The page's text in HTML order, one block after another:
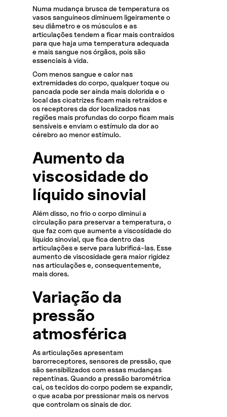
Numa mudança brusca de temperatura os
vasos sanguíneos diminuem ligeiramente o
seu diâmetro e os músculos e as
articulações tendem a ficar mais contraídos
para que haja uma temperatura adequada
e mais sangue nos órgãos, pois são
essenciais à vida.
Com menos sangue e calor nas
extremidades do corpo, qualquer toque ou
pancada pode ser ainda mais dolorida e o
local das cicatrizes ficam mais retraídos e
os receptores da dor localizados nas
regiões mais profundas do corpo ficam mais
sensíveis e enviam o estímulo da dor ao
cérebro ao menor estímulo.
Aumento da
viscosidade do
líquido sinovial
Além disso, no frio o corpo diminui a
circulação para preservar a temperatura, o
que faz com que aumente a viscosidade do
líquido sinovial, que fica dentro das
articulações e serve para lubrificá-las. Esse
aumento de viscosidade gera maior rigidez
nas articulações e, consequentemente,
mais dores.
Variação da
pressão
atmosférica
As articulações apresentam
barorreceptores, sensores de pressão, que
são sensibilizados com essas mudanças
repentinas. Quando a pressão barométrica
cai, os tecidos do corpo podem se expandir,
o que acaba por pressionar mais os nervos
que controlam os sinais de dor.